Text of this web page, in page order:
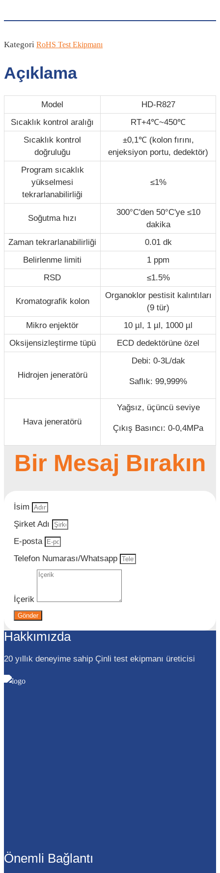
Kategori RoHS Test Ekipmanı
Açıklama
Model
HD-R827
Sıcaklık kontrol aralığı
RT+4℃~450℃
Sıcaklık kontrol
doğruluğu
±0,1℃ (kolon fırını,
enjeksiyon portu, dedektör)
Program sıcaklık
yükselmesi
tekrarlanabilirliği
≤1%
Soğutma hızı
300°C'den 50°C'ye ≤10
dakika
Zaman tekrarlanabilirliği
0.01 dk
Belirlenme limiti
1 ppm
RSD
≤1.5%
Kromatografik kolon
Organoklor pestisit kalıntıları
(9 tür)
Mikro enjektör
10 µl, 1 µl, 1000 µl
Oksijensizleştirme tüpü
ECD dedektörüne özel
Hidrojen jeneratörü
Debi: 0-3L/dak
Saflık: 99,999%
Hava jeneratörü
Yağsız, üçüncü seviye
Çıkış Basıncı: 0-0,4MPa
Bir Mesaj Bırakın
İsim
Şirket Adı
E-posta
Telefon Numarası/Whatsapp
İçerik
Gönder
Hakkımızda
20 yıllık deneyime sahip Çinli test ekipmanı üreticisi
Önemli Bağlantı